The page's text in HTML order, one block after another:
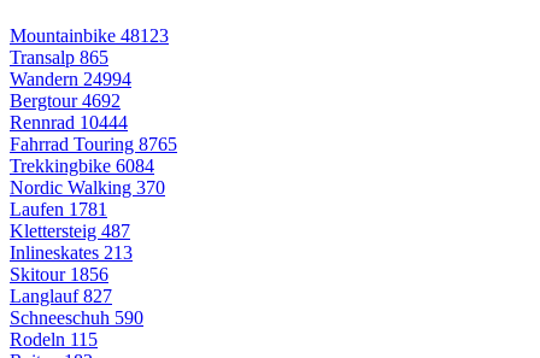
Mountainbike 48123
Transalp 865
Wandern 24994
Bergtour4692
Rennrad 10444
Fahrrad Touring 8765
Trekkingbike 6084
Nordic Walking 370
Laufen 1781
Klettersteig 487
Inlineskates 213
Skitour 1856
Langlauf827
Schneeschuh 590
Rodeln 115